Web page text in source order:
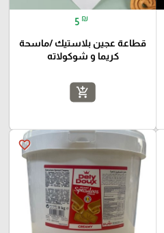
5 ₪
قطاعة عجين بلاستيك /ماسحة
كريما و شوكولاته
add_shopping_cart
favorite_border